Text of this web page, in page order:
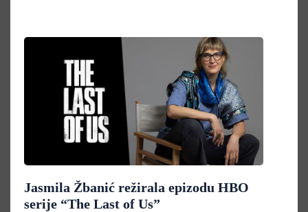
Jasmila Žbanić režirala epizodu HBO
serije “The Last of Us”